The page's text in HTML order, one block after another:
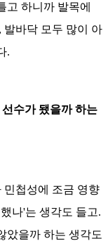
고 하니까 발목에
발바닥 모두 많이 아
.
수가 됐을까 하는
민첩성에 조금 영향
나'는 생각도 들고.
았을까 하는 생각도